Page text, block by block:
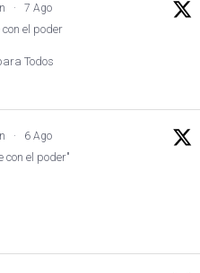
· 7 Ago
el poder
Todos
· 6 Ago
con el poder"